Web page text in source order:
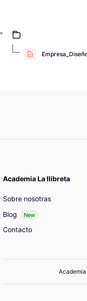
Academia La llibreta
Sobre nosotras
Blog
New
Contacto